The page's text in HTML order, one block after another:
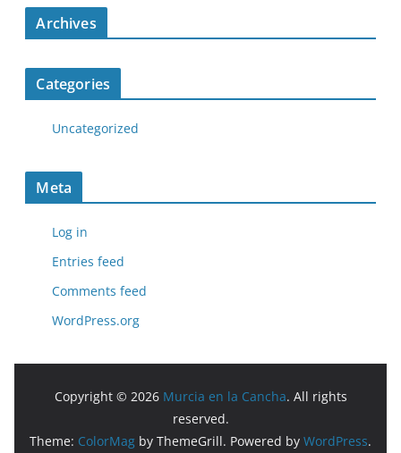
Archives
Categories
Uncategorized
Meta
Log in
Entries feed
Comments feed
WordPress.org
Copyright © 2026 Murcia en la Cancha. All rights
reserved.
Theme: ColorMag by ThemeGrill. Powered by WordPress.